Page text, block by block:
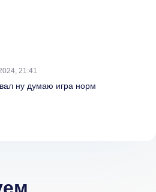
21:41
ну думаю игра норм